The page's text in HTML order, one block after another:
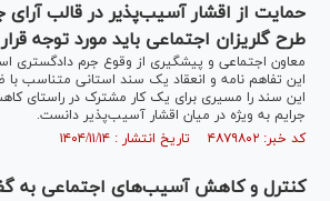
حمایت از اقشار آسیب‌پذیر در قالب
طرح گلریزان اجتماعی باید مورد توجه
معاون اجتماعی و پیشگیری از وقوع جرم دادگستری
این تفاهم نامه و انعقاد یک سند استانی متناسب
این سند را مسیری برای یک کار مشترک در راستای
جرایم به ویژه در میان اقشار آسیب‌پذیر دانست.
کد خبر: ۴۸۷۹۸۰۲ تاریخ انتشار : ۱۴۰۴/۱۱/۱۴
کنترل و کاهش آسیب‌های اجتماعی به